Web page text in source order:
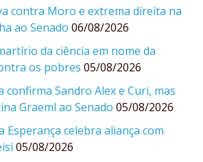
contra Moro e extrema direita na
ao Senado 06/08/2026
da ciência em nome da
os pobres 05/08/2026
Sandro Alex e Curi, mas
Graeml ao Senado 05/08/2026
Esperança celebra aliança com
05/08/2026